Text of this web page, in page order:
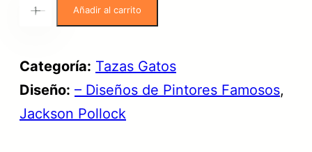
o
i
g
i
a
t
u
a
e
l
Añadir al carrito
Categoría: Tazas Gatos
Diseño: – Diseños de Pintores Famosos
Jackson Pollock